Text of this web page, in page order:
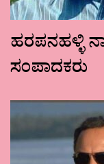
ಹರಪನಹಳ್ಳಿ
ಸಂಪಾದಕರು